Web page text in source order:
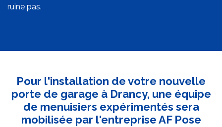
ruine pas.
Pour l'installation de votre nouvelle
porte de garage à Drancy, une équipe
de menuisiers expérimentés sera
mobilisée par l'entreprise AF Pose